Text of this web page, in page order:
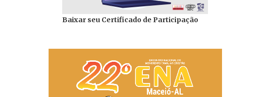
Baixar seu Certificado de Participação